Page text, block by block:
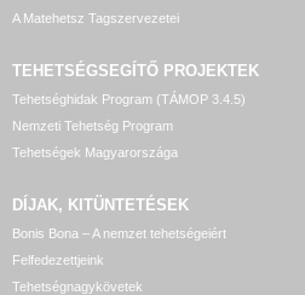
A Matehetsz Tagszervezetei
TEHETSÉGSEGÍTŐ PROJEKTEK
Tehetséghidak Program (TÁMOP 3.4.5)
Nemzeti Tehetség Program
Tehetségek Magyarországa
DÍJAK, KITÜNTETÉSEK
Bonis Bona – A nemzet tehetségeiért
Felfedezettjeink
Tehetségnagykövetek